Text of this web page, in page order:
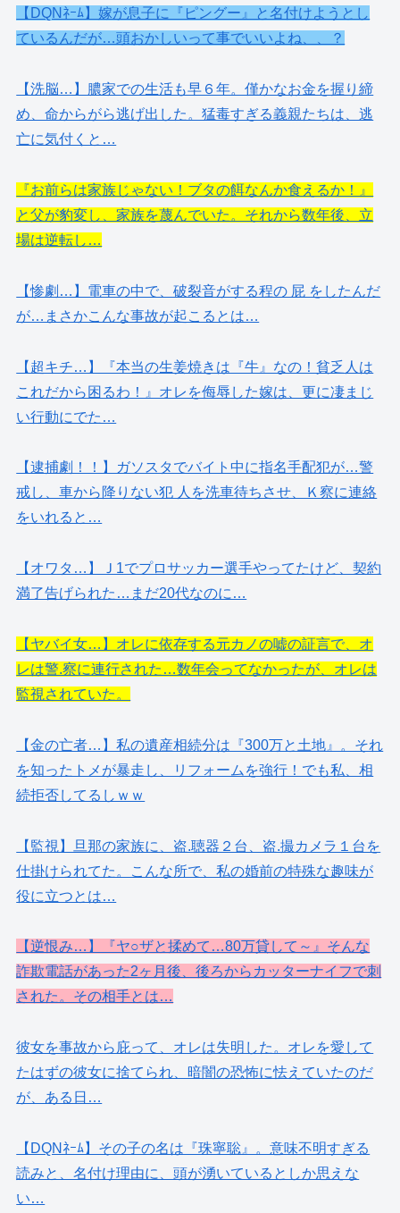
【DQNﾈｰﾑ】嫁が息子に『ピングー』と名付けようとし
ているんだが…頭おかしいって事でいいよね、、？
【洗脳…】膿家での生活も早６年。僅かなお金を握り締
め、命からがら逃げ出した。猛毒すぎる義親たちは、逃
亡に気付くと…
『お前らは家族じゃない！ブタの餌なんか食えるか！』
と父が豹変し、家族を蔑んでいた。それから数年後、立
場は逆転し…
【惨劇…】電車の中で、破裂音がする程の 屁 をしたんだ
が…まさかこんな事故が起こるとは…
【超キチ…】『本当の生姜焼きは『牛』なの！貧乏人は
これだから困るわ！』オレを侮辱した嫁は、更に凄まじ
い行動にでた…
【逮捕劇！！】ガソスタでバイト中に指名手配犯が…警
戒し、車から降りない犯 人を洗車待ちさせ、Ｋ察に連絡
をいれると…
【オワタ…】Ｊ1でプロサッカー選手やってたけど、契約
満了告げられた…まだ20代なのに…
【ヤバイ女…】オレに依存する元カノの嘘の証言で、オ
レは警.察に連行された…数年会ってなかったが、オレは
監視されていた。
【金の亡者…】私の遺産相続分は『300万と土地』。それ
を知ったトメが暴走し、リフォームを強行！でも私、相
続拒否してるしｗｗ
【監視】旦那の家族に、盗.聴器２台、盗.撮カメラ１台を
仕掛けられてた。こんな所で、私の婚前の特殊な趣味が
役に立つとは…
【逆恨み…】『ヤ○ザと揉めて…80万貸して～』そんな
詐欺電話があった2ヶ月後、後ろからカッターナイフで刺
された。その相手とは…
彼女を事故から庇って、オレは失明した。オレを愛して
たはずの彼女に捨てられ、暗闇の恐怖に怯えていたのだ
が、ある日…
【DQNﾈｰﾑ】その子の名は『珠寧聡』。意味不明すぎる
読みと、名付け理由に、頭が湧いているとしか思えな
い…